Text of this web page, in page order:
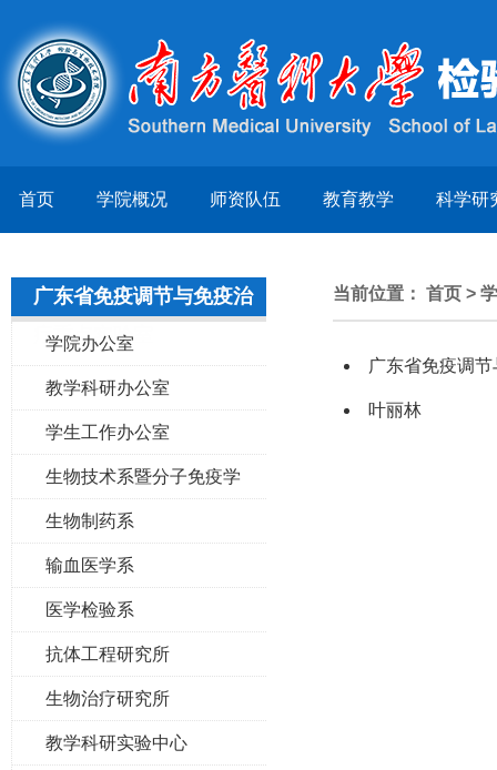
首页 学院概况 师资队伍 教育教学 科学研
广东省免疫调节与免疫治
疗重点实验室
学院办公室
教学科研办公室
学生工作办公室
生物技术系暨分子免疫学
研究所
生物制药系
输血医学系
医学检验系
抗体工程研究所
生物治疗研究所
教学科研实验中心
当前位置： 首页 >
广东省免疫调
叶丽林